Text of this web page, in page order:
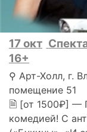
17 окт
16+
⚲ Арт-Холл, г.
помещение 51
🗎 [от 1500₽] —
комедией! С